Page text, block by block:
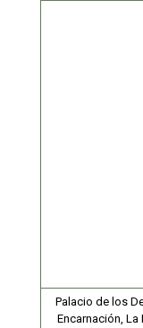
Palacio de los
Encarnación, La